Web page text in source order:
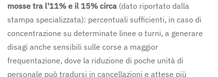
mosse tra l'11% e il 15% circa (dato riportato dalla
stampa specializzata): percentuali sufficienti, in caso di
concentrazione su determinate linee o turni, a generare
disagi anche sensibili sulle corse a maggior
frequentazione, dove la riduzione di poche unità di
personale può tradursi in cancellazioni e attese più